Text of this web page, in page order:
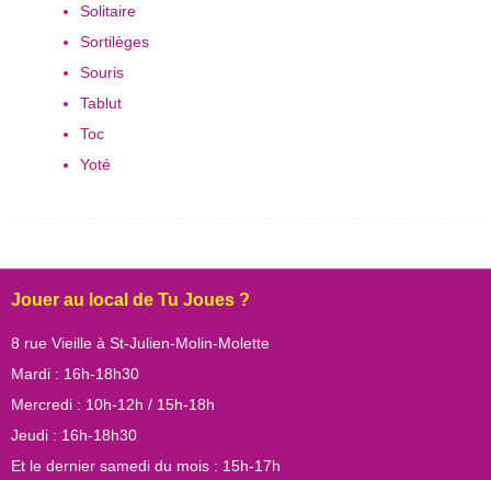
Solitaire
Sortilèges
Souris
Tablut
Toc
Yoté
Jouer au local de Tu Joues ?
8 rue Vieille à St-Julien-Molin-Molette
Mardi : 16h-18h30
Mercredi : 10h-12h / 15h-18h
Jeudi : 16h-18h30
Et le dernier samedi du mois : 15h-17h